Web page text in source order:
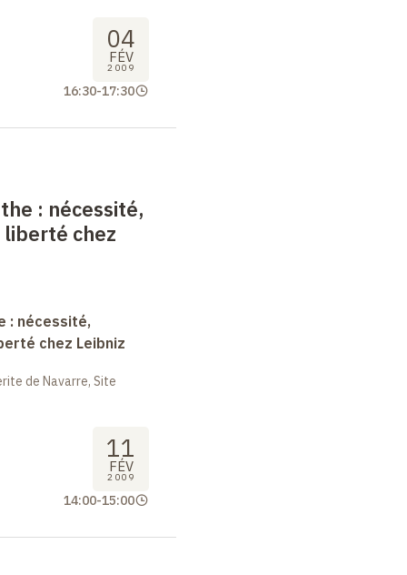
04
FÉV
2009
16:30-17:30
: nécessité,
chez
: nécessité,
chez Leibniz
de Navarre, Site
11
FÉV
2009
14:00-15:00